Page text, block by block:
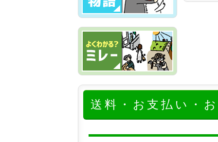
送料・お支払い・